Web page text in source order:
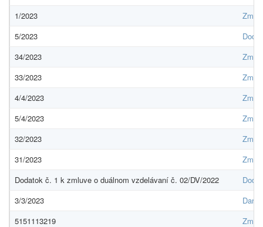
1/2023
5/2023
34/2023
33/2023
4/4/2023
5/4/2023
32/2023
31/2023
Dodatok č. 1 k zmluve o duálnom vzdelávaní č. 02/DV/2022
3/3/2023
5151113219